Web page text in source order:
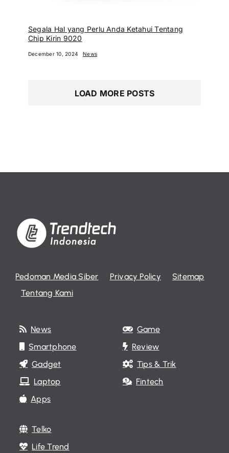
Segala Hal yang Perlu Anda Ketahui Tentang
Chip Kirin 9020
December 10, 2024 News
LOAD MORE POSTS
Pedoman Media Siber Privacy Policy
Sitemap
Tentang Kami
News
Smartphone
Gadget
Laptop
Apps
Game
Review
Tips & Trik
Fintech
Telko
Life Trend